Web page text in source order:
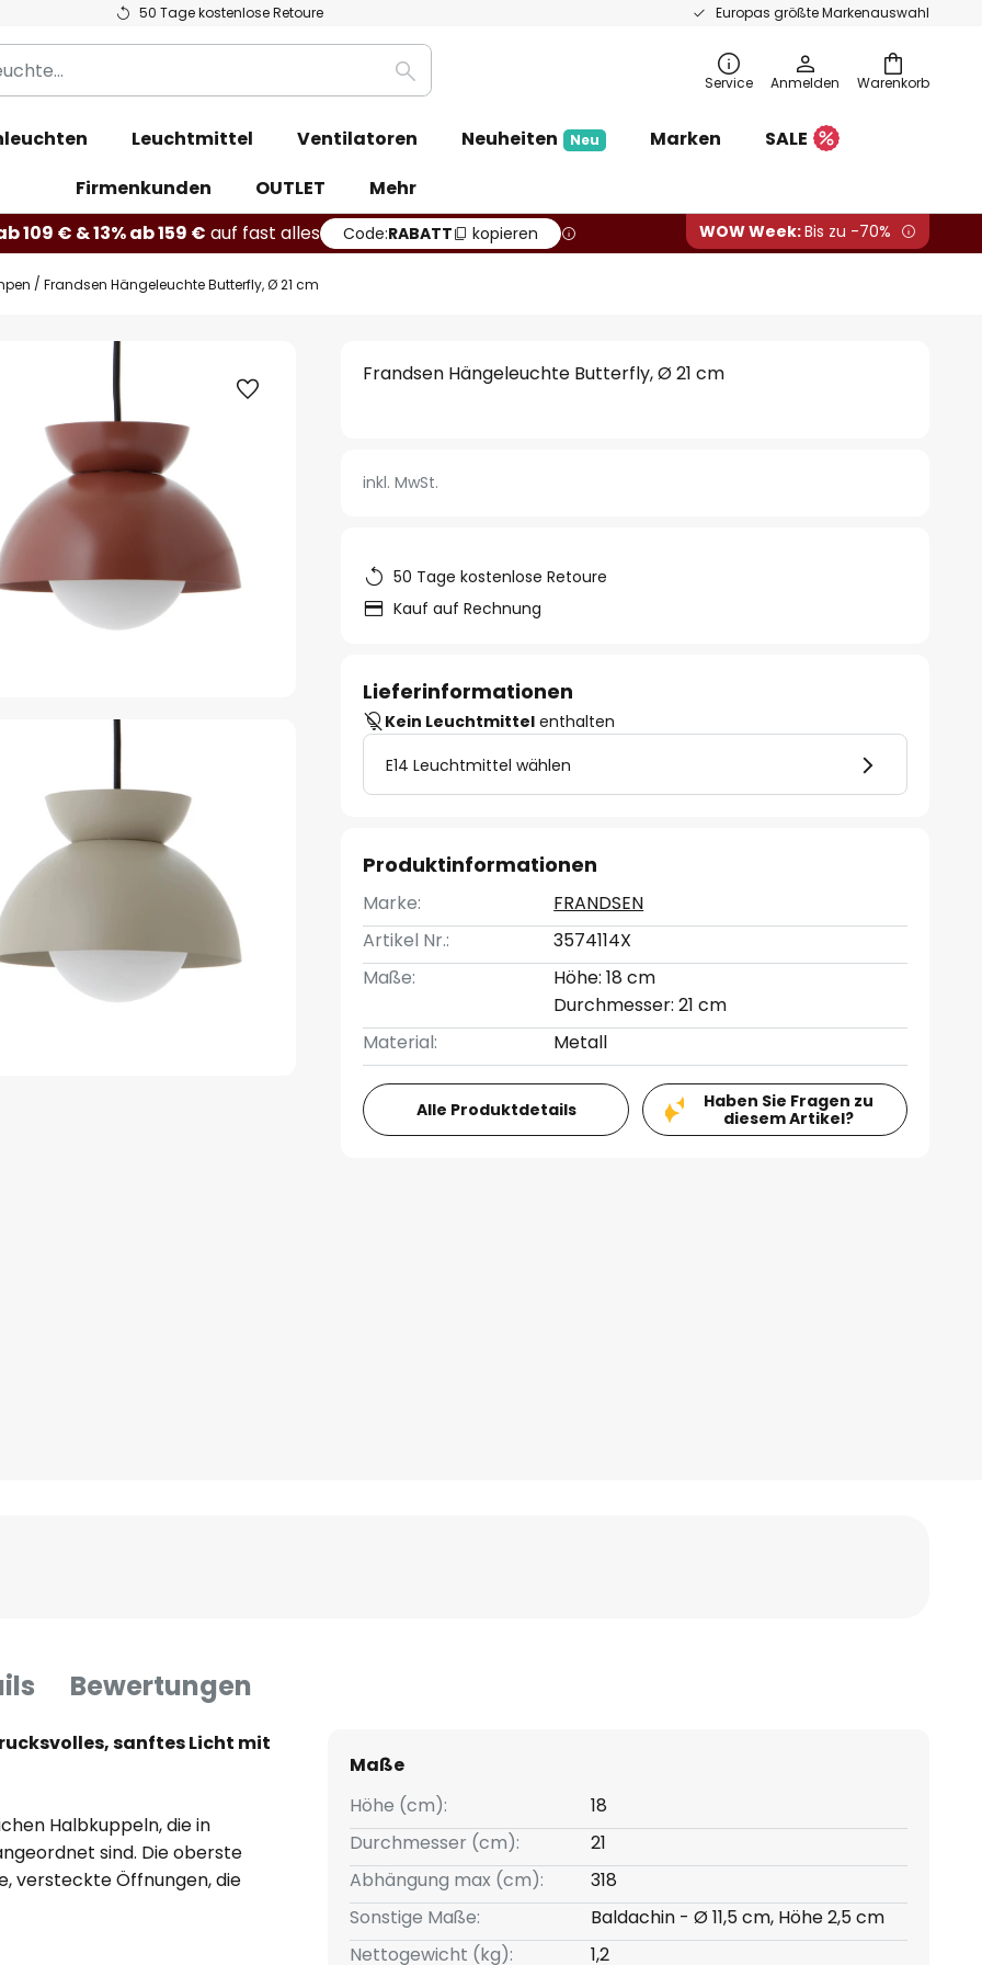
50 Tage kostenlose Retoure Europas größte Markenauswahl
Warenkorb
Suche Service Anmelden
Leuchtmittel Ventilatoren Neuheiten Neu Marken
SALE
Firmenkunden
OUTLET
Mehr
109 € & 13% ab 159 € auf fast alles Code:RABATT kopieren WOW Week:Bis zu -70%
Frandsen Hängeleuchte Butterfly, Ø 21 cm
Frandsen Hängeleuchte Butterfly, Ø 21 cm
inkl. MwSt.
50 Tage kostenlose Retoure
Kauf auf Rechnung
Lieferinformationen
Kein Leuchtmittel enthalten
E14 Leuchtmittel wählen
Produktinformationen
Marke:
FRANDSEN
Artikel Nr.:
3574114X
Maße:
Höhe: 18 cm
Durchmesser: 21 cm
Material:
Metall
Alle Produktdetails
Haben Sie Fragen zu
diesem Artikel?
Bewertungen
sanftes Licht mit
Halbkuppeln, die in
sind. Die oberste
versteckte Öffnungen, die
Maße
Höhe (cm):
18
Durchmesser (cm):
21
Abhängung max (cm):
318
Sonstige Maße:
Baldachin - Ø 11,5 cm, Höhe 2,5 cm
Nettogewicht (kg):
1,2